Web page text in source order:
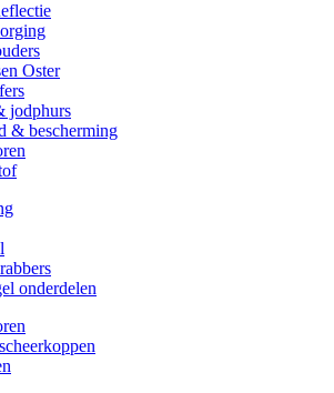
Oster
jodphurs
& bescherming
onderdelen